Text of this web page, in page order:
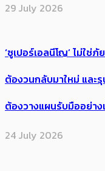
29 July 2026
‘ซูเปอร์เอลนีโญ’ ไม่ใช่
ต้อง​วนกลับมาใหม่ และ
ต้องวางแผนรับมืออย่าง
24 July 2026